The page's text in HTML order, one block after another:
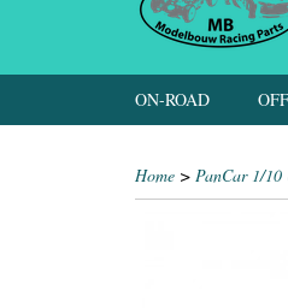
ON-ROAD
Home > PanCar 1/